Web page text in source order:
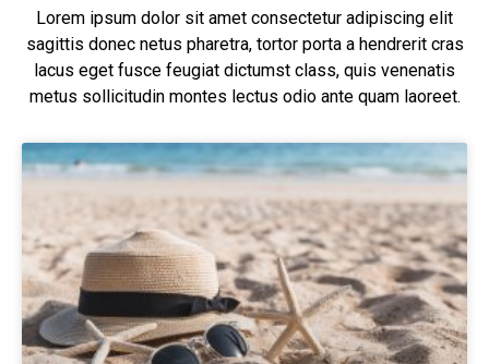
Lorem ipsum dolor sit amet consectetur adipiscing elit
sagittis donec netus pharetra, tortor porta a hendrerit cras
lacus eget fusce feugiat dictumst class, quis venenatis
metus sollicitudin montes lectus odio ante quam laoreet.